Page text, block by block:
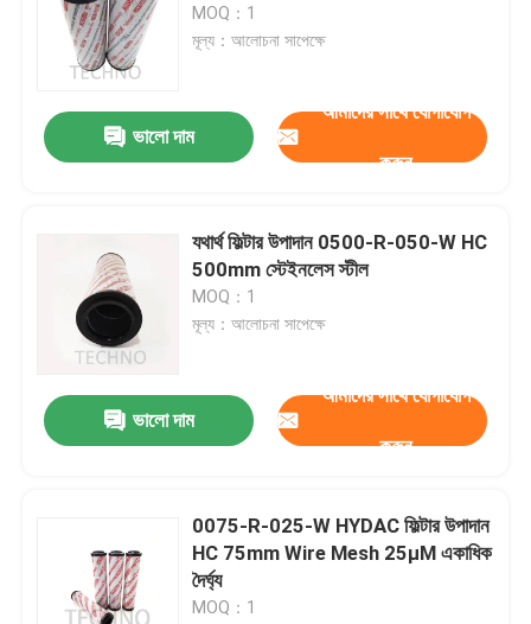
MOQ：1
মূল্য：আলোচনা সাপেক্ষে
ভালো দাম
আমাদের সাথে যোগাযোগ
করুন
যথার্থ ফিল্টার উপাদান 0500-R-050-W HC
500mm স্টেইনলেস স্টীল
MOQ：1
মূল্য：আলোচনা সাপেক্ষে
ভালো দাম
আমাদের সাথে যোগাযোগ
করুন
0075-R-025-W HYDAC ফিল্টার উপাদান
HC 75mm Wire Mesh 25μM একাধিক
দৈর্ঘ্য
MOQ：1